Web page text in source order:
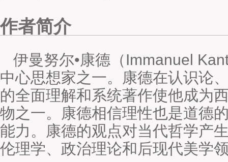
作者简介
伊曼努尔•康德（Immanuel
中心思想家之一。康德在认识论
的全面理解和系统著作使他成为
物之一。康德相信理性也是道德
能力。康德的观点对当代哲学产
伦理学、政治理论和后现代美学